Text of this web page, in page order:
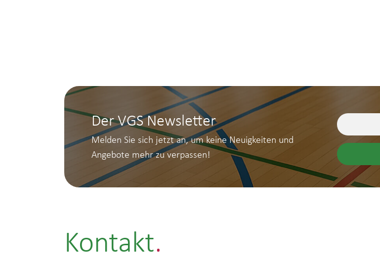
Der VGS Newsletter
Melden Sie sich jetzt an, um keine Neuigkeiten und
Angebote mehr zu verpassen!
Kontakt